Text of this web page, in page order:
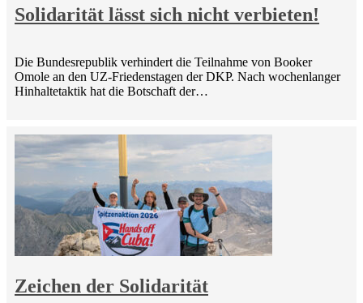
Solidarität lässt sich nicht verbieten!
Die Bundesrepublik verhindert die Teilnahme von Booker
Omole an den UZ-Friedenstagen der DKP. Nach wochenlanger
Hinhaltetaktik hat die Botschaft der…
Zeichen der Solidarität